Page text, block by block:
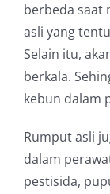
berbeda saat
asli yang
Selain itu,
berkala.
kebun dalam
Rumput asli
dalam
pestisida,